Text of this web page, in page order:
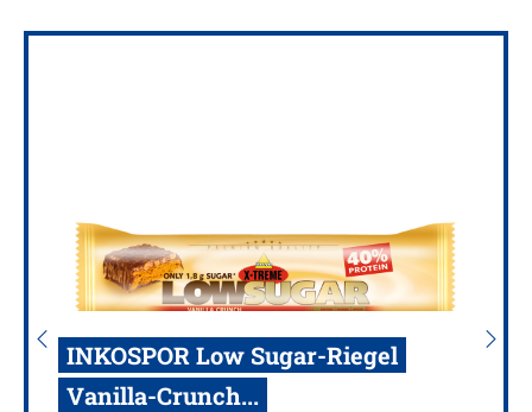
INKOSPOR Low Sugar-Riegel
Vanilla-Crunch...